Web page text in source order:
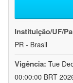
Instituição/UF/
PR - Brasil
Vigência: Tue
00:00:00 BRT